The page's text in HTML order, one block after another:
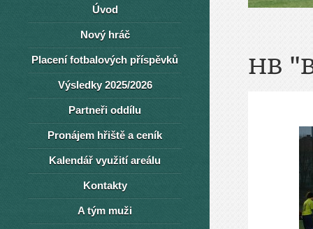
HB
Úvod
Nový hráč
Placení fotbalových příspěvků
Výsledky 2025/2026
Partneři oddílu
Pronájem hřiště a ceník
Kalendář využití areálu
Kontakty
A tým muži